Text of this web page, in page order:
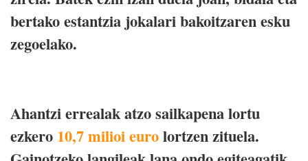
bertako estantzia jokalari bakoitzaren esku
zegoelako.
Ahantzi errealak atzo sailkapena lortu
ezkero 10,7 milioi eurolortzen zituela.